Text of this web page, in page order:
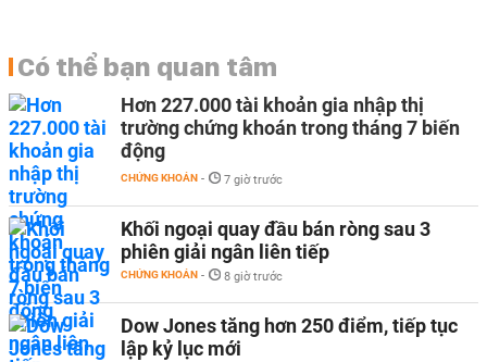
Có thể bạn quan tâm
Hơn 227.000 tài khoản gia nhập thị
trường chứng khoán trong tháng 7 biến
động
CHỨNG KHOÁN - 7 giờ trước
Khối ngoại quay đầu bán ròng sau 3
phiên giải ngân liên tiếp
CHỨNG KHOÁN - 8 giờ trước
Dow Jones tăng hơn 250 điểm, tiếp tục
lập kỷ lục mới